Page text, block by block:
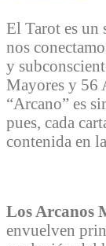
El Tarot es un
nos
y
Mayores y 56
“Arcano” es
pues, cada
contenida en
Los Arcanos
envuelven